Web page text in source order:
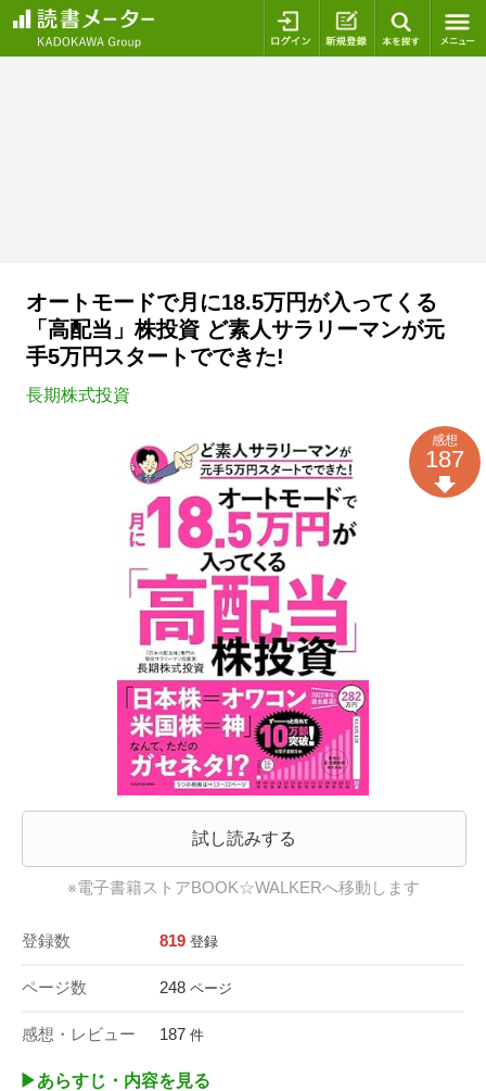
ログイン 新規登録
オートモードで月に18.5万円が入ってくる
「高配当」株投資 ど素人サラリーマンが元
手5万円スタートでできた!
長期株式投資
試し読みする
※電子書籍ストアBOOK☆WALKERへ移動します
登録数 819 登録
ページ数 248 ページ
感想・レビュー 187 件
感想
187
▶︎あらすじ・内容を見る